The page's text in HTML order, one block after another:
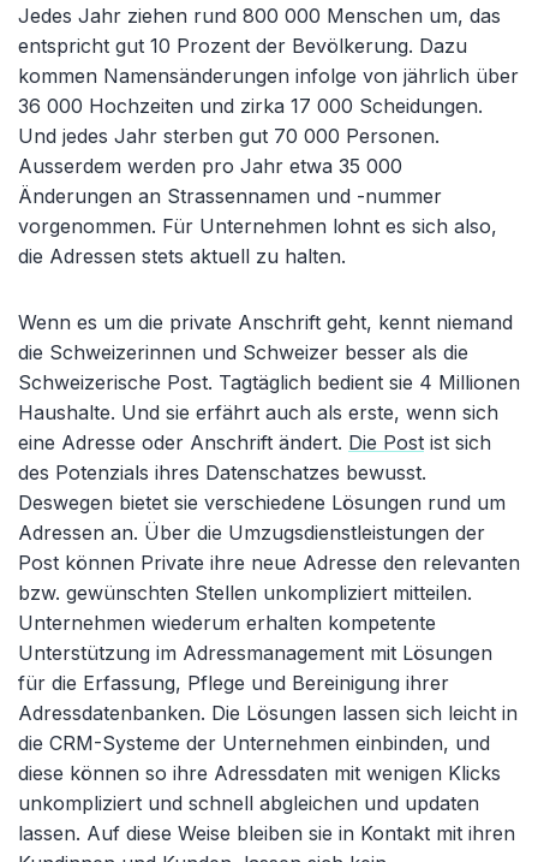
Jedes Jahr ziehen rund 800 000 Menschen um, das
entspricht gut 10 Prozent der Bevölkerung. Dazu
kommen Namensänderungen infolge von jährlich über
36 000 Hochzeiten und zirka 17 000 Scheidungen.
Und jedes Jahr sterben gut 70 000 Personen.
Ausserdem werden pro Jahr etwa 35 000
Änderungen an Strassennamen und -nummer
vorgenommen. Für Unternehmen lohnt es sich also,
die Adressen stets aktuell zu halten.
Wenn es um die private Anschrift geht, kennt niemand
die Schweizerinnen und Schweizer besser als die
Schweizerische Post. Tagtäglich bedient sie 4 Millionen
Haushalte. Und sie erfährt auch als erste, wenn sich
eine Adresse oder Anschrift ändert. Die Post ist sich
des Potenzials ihres Datenschatzes bewusst.
Deswegen bietet sie verschiedene Lösungen rund um
Adressen an. Über die Umzugsdienstleistungen der
Post können Private ihre neue Adresse den relevanten
bzw. gewünschten Stellen unkompliziert mitteilen.
Unternehmen wiederum erhalten kompetente
Unterstützung im Adressmanagement mit Lösungen
für die Erfassung, Pflege und Bereinigung ihrer
Adressdatenbanken. Die Lösungen lassen sich leicht in
die CRM-Systeme der Unternehmen einbinden, und
diese können so ihre Adressdaten mit wenigen Klicks
unkompliziert und schnell abgleichen und updaten
lassen. Auf diese Weise bleiben sie in Kontakt mit ihren